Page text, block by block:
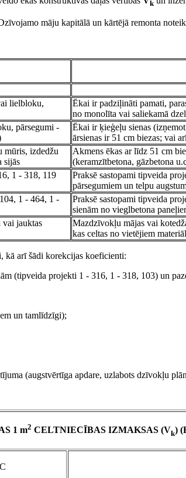
k
māju kapitālā un kārtējā remonta
lielbloku,
Ēkai ir padziļināti pamati,
no monolīta vai saliekamā
pārsegumi -
Ēkai ir ķieģeļu sienas
ārsienas ir 51 cm biezas; vai
mūris, izdedžu
sijās
Akmens ēkas ar līdz 51 cm
(keramzītbetona, gāzbetona
1 - 318, 119
Praksē sastopami tipveida
pārsegumiem un telpu
1 - 464, 1 -
Praksē sastopami tipveida
sienām no vieglbetona
vai jauktas
Mazdzīvokļu mājas vai
kas celtas no vietējiem
kā arī šādi korekcijas koeficienti:
(tipveida projekti 1 - 316, 1 - 318, 103) un
un tamlīdzīgi);
(augstvērtīga apdare, uzlabots dzīvokļu
1 m2 CELTNIECĪBAS IZMAKSAS (Vk)